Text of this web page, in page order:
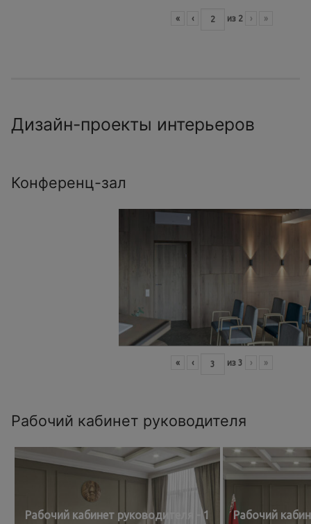
« ‹ из 2 › »
Дизайн-проекты интерьеров
Конференц-зал
« ‹ из 3 › »
Рабочий кабинет руководителя
Рабочий кабинет руководителя - 1 Рабочий